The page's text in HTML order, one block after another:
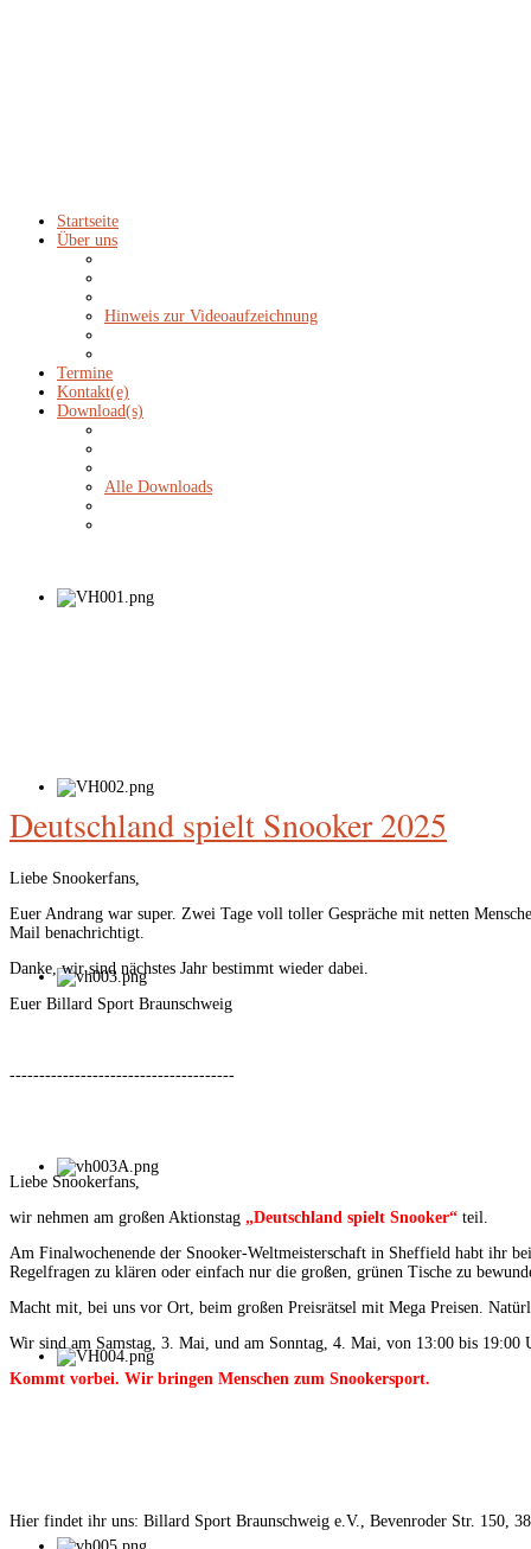
Startseite
Über uns
Hinweis zur Videoaufzeichnung
Termine
Kontakt(e)
Download(s)
Alle Downloads
Deutschland spielt Snooker 2025
Liebe Snookerfans,
Euer Andrang war super. Zwei Tage voll toller Gespräche mit netten
Mail benachrichtigt.
Danke, wir sind nächstes Jahr bestimmt wieder dabei.
Euer Billard Sport Braunschweig
--------------------------------------
Liebe Snookerfans,
wir nehmen am großen Aktionstag „Deutschland spielt Snooker“ teil.
Am Finalwochenende der Snooker-Weltmeisterschaft in Sheffield habt ihr
Regelfragen zu klären oder einfach nur die großen, grünen Tische zu
Macht mit, bei uns vor Ort, beim großen Preisrätsel mit Mega Preisen.
Wir sind am Samstag, 3. Mai, und am Sonntag, 4. Mai, von 13:00 bis 19:00
Kommt vorbei. Wir bringen Menschen zum Snookersport.
Hier findet ihr uns: Billard Sport Braunschweig e.V., Bevenroder Str. 150,